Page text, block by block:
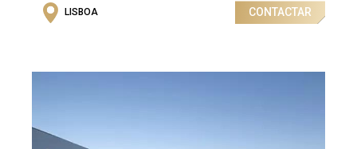
Quartos
LISBOA CONTACTAR